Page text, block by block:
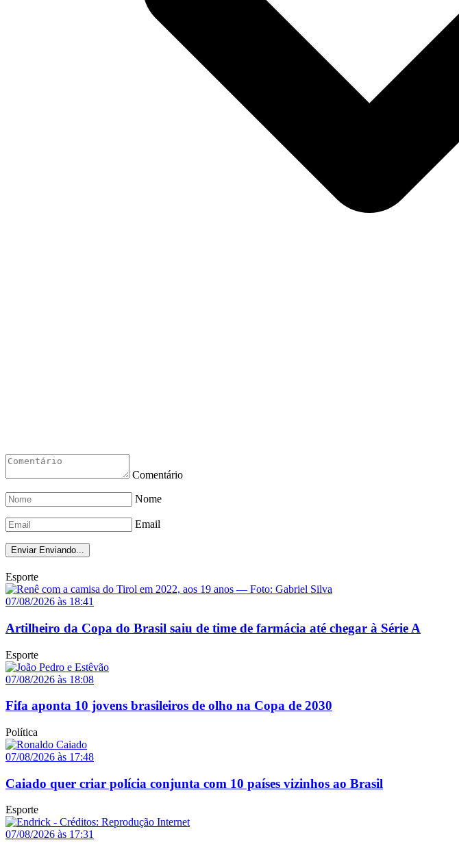
Comentário
Nome
Email
Enviar Enviando...
Esporte
07/08/2026 às 18:41
Artilheiro da Copa do Brasil saiu de time de farmácia até chegar à Série A
Esporte
07/08/2026 às 18:08
Fifa aponta 10 jovens brasileiros de olho na Copa de 2030
Política
07/08/2026 às 17:48
Caiado quer criar polícia conjunta com 10 países vizinhos ao Brasil
Esporte
07/08/2026 às 17:31